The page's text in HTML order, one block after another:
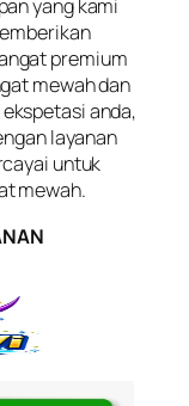
yang kami
premium
mewah dan
anda,
layanan
untuk
mewah.